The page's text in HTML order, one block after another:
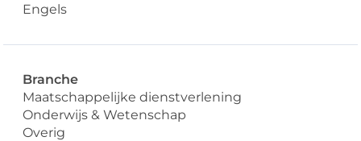
Engels
Branche
Maatschappelijke dienstverlening
Onderwijs & Wetenschap
Overig